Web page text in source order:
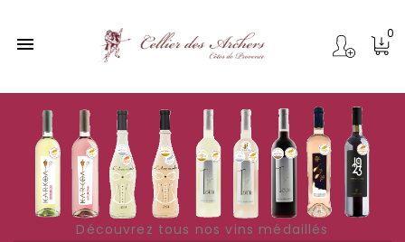

0
Découvrez tous nos vins médaillés